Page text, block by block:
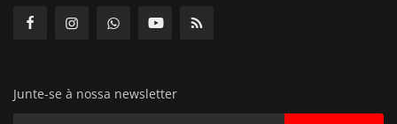
Junte-se à nossa newsletter